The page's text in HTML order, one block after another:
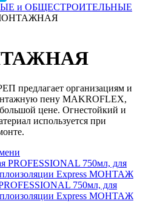
и ОБЩЕСТРОИТЕЛЬНЫЕ
предлагает организациям и
пену MAKROFLEX,
цене. Огнестойкий и
используется при
750мл, для
Express МОНТАЖ